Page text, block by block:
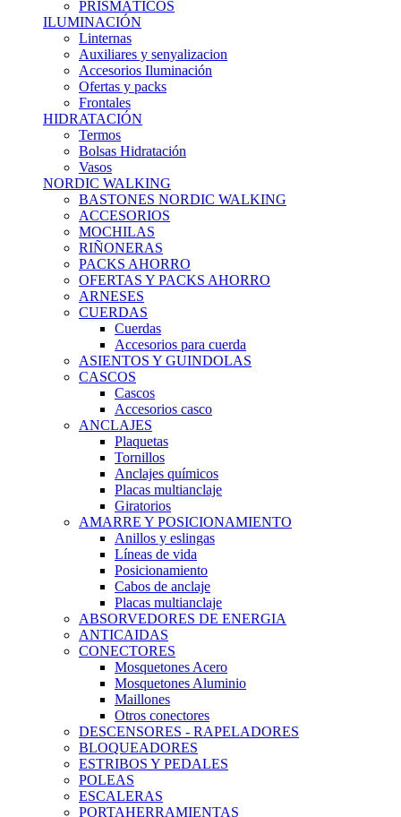
PRISMÁTICOS
ILUMINACIÓN
Linternas
Auxiliares y senyalizacion
Accesorios Iluminación
Ofertas y packs
Frontales
HIDRATACIÓN
Termos
Bolsas Hidratación
Vasos
NORDIC WALKING
BASTONES NORDIC WALKING
ACCESORIOS
MOCHILAS
RIÑONERAS
PACKS AHORRO
OFERTAS Y PACKS AHORRO
ARNESES
CUERDAS
Cuerdas
Accesorios para cuerda
ASIENTOS Y GUINDOLAS
CASCOS
Cascos
Accesorios casco
ANCLAJES
Plaquetas
Tornillos
Anclajes químicos
Placas multianclaje
Giratorios
AMARRE Y POSICIONAMIENTO
Anillos y eslingas
Líneas de vida
Posicionamiento
Cabos de anclaje
Placas multianclaje
ABSORVEDORES DE ENERGIA
ANTICAIDAS
CONECTORES
Mosquetones Acero
Mosquetones Aluminio
Maillones
Otros conectores
DESCENSORES - RAPELADORES
BLOQUEADORES
ESTRIBOS Y PEDALES
POLEAS
ESCALERAS
PORTAHERRAMIENTAS